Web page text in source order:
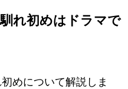
れ初めは ドラマで
めについて解説しま